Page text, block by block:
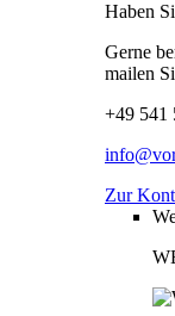
Haben
Gerne
mailen
+49 541
Zur